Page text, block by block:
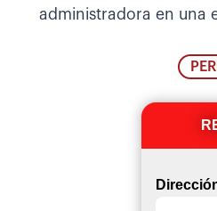
administradora en una